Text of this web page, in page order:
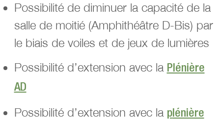
Possibilité de diminuer la capacité de la
salle de moitié (Amphithéâtre D-Bis) par
le biais de voiles et de jeux de lumières
Possibilité d’extension avec la Plénière
AD
Possibilité d’extension avec la plénière